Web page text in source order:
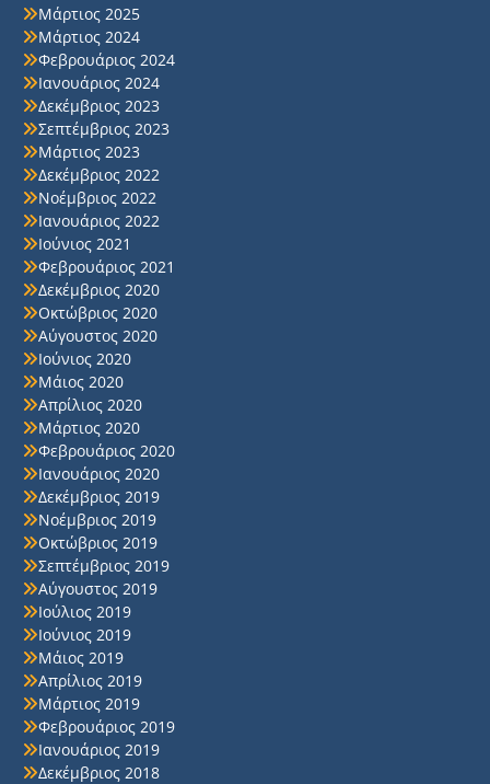
Μάρτιος 2025
Μάρτιος 2024
Φεβρουάριος 2024
Ιανουάριος 2024
Δεκέμβριος 2023
Σεπτέμβριος 2023
Μάρτιος 2023
Δεκέμβριος 2022
Νοέμβριος 2022
Ιανουάριος 2022
Ιούνιος 2021
Φεβρουάριος 2021
Δεκέμβριος 2020
Οκτώβριος 2020
Αύγουστος 2020
Ιούνιος 2020
Μάιος 2020
Απρίλιος 2020
Μάρτιος 2020
Φεβρουάριος 2020
Ιανουάριος 2020
Δεκέμβριος 2019
Νοέμβριος 2019
Οκτώβριος 2019
Σεπτέμβριος 2019
Αύγουστος 2019
Ιούλιος 2019
Ιούνιος 2019
Μάιος 2019
Απρίλιος 2019
Μάρτιος 2019
Φεβρουάριος 2019
Ιανουάριος 2019
Δεκέμβριος 2018